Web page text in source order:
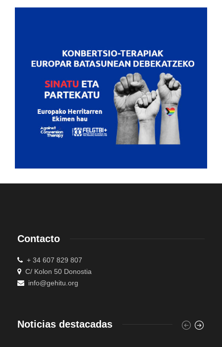
Contacto
+ 34 607 829 807
C/ Kolon 50 Donostia
info@gehitu.org
Noticias destacadas